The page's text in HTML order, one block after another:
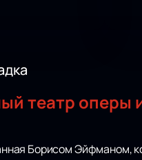
театр оперы
Борисом Эйфманом,